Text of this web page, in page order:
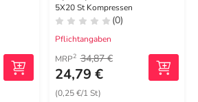
5X20 St Kompressen
(0)
Pflichtangaben
MRP2 34,87 €
24,79 €
(0,25 €/1 St)